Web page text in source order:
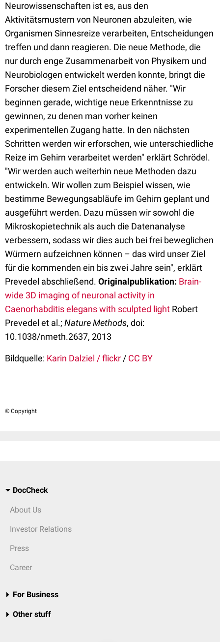
Neurowissenschaften ist es, aus den
Aktivitätsmustern von Neuronen abzuleiten, wie
Organismen Sinnesreize verarbeiten, Entscheidungen
treffen und dann reagieren. Die neue Methode, die
nur durch enge Zusammenarbeit von Physikern und
Neurobiologen entwickelt werden konnte, bringt die
Forscher diesem Ziel entscheidend näher. "Wir
beginnen gerade, wichtige neue Erkenntnisse zu
gewinnen, zu denen man vorher keinen
experimentellen Zugang hatte. In den nächsten
Schritten werden wir erforschen, wie unterschiedliche
Reize im Gehirn verarbeitet werden" erklärt Schrödel.
"Wir werden auch weiterhin neue Methoden dazu
entwickeln. Wir wollen zum Beispiel wissen, wie
bestimme Bewegungsabläufe im Gehirn geplant und
ausgeführt werden. Dazu müssen wir sowohl die
Mikroskopietechnik als auch die Datenanalyse
verbessern, sodass wir dies auch bei frei beweglichen
Würmern aufzeichnen können – das wird unser Ziel
für die kommenden ein bis zwei Jahre sein", erklärt
Prevedel abschließend. Originalpublikation: Brain-
wide 3D imaging of neuronal activity in
Caenorhabditis elegans with sculpted light Robert
Prevedel et al.; Nature Methods, doi:
10.1038/nmeth.2637, 2013
Bildquelle: Karin Dalziel / flickr / CC BY
© Copyright
DocCheck
About Us
Investor Relations
Press
Career
For Business
Other stuff